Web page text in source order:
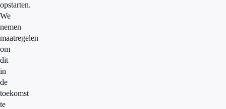
opstarten.
We
nemen
maatregelen
om
dit
in
de
toekomst
te